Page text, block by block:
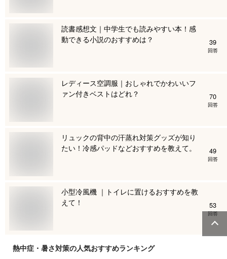
読書感想文｜中学生でも読みやすい本！感
動できる小説のおすすめは？
39
回答
レディース空調服｜おしゃれでかわいいフ
ァン付きベストはどれ？
70
回答
リュックの背中の汗蒸れ対策グッズが知り
たい！冷感パッドなどおすすめを教えて。
49
回答
小型冷風機 ｜トイレに置けるおすすめを教
えて！
53
回答
熱中症・暑さ対策の人気おすすめランキング